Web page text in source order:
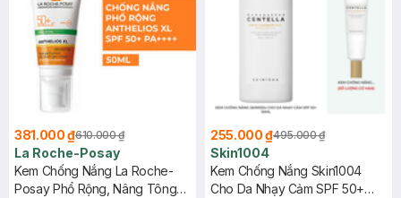
381.000 ₫610.000 ₫
La Roche-Posay
Kem Chống Nắng La Roche-
Posay Phổ Rộng, Nâng Tông
255.000 ₫495.000 ₫
Skin1004
Kem Chống Nắng Skin1004
Cho Da Nhạy Cảm SPF 50+